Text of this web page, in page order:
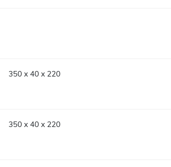
350 x 40 x 220
350 x 40 x 220